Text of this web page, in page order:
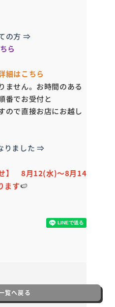
の方 ⇒
ら
はこちら
せん。お時間のある
順番でお受付と
で直接お店にお越し
りました ⇒
せ】 8月12(水)～8月14
ます🍉
覧へ戻る